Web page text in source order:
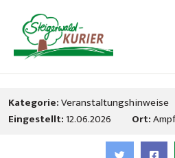
Kategorie:Veranstaltungshinweise
Eingestellt:12.06.2026 Ort: